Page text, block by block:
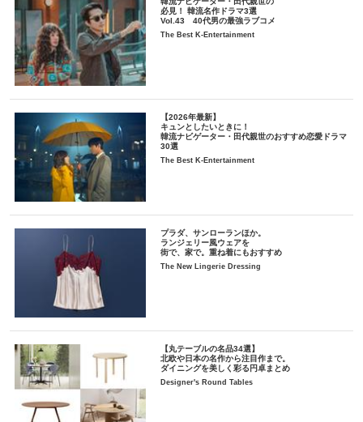
必見！ 韓流名作ドラマ3選
Vol.43 40代男の最強ラブコメ
The Best K-Entertainment
【2026年最新】
キュンとしたいときに！
韓流ナビゲーター・田代親世のおすすめ恋愛ドラマ
30選
The Best K-Entertainment
プラダ、サンローランほか。
ランジェリー風ウェアを
街で、家で。重ね着にもおすすめ
The New Lingerie Dressing
【丸テーブルの名品34選】
北欧や日本の名作から注目作まで。
ダイニングを美しく彩る円卓まとめ
Designer's Round Tables